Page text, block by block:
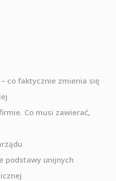
co faktycznie zmienia się
Co musi zawierać,
podstawy unijnych